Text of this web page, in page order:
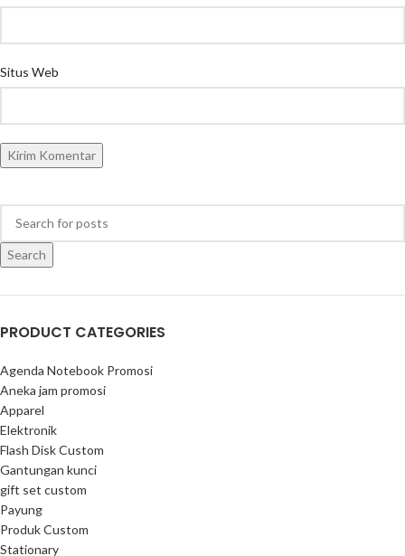
Situs Web
Search
PRODUCT CATEGORIES
Agenda Notebook Promosi
Aneka jam promosi
Apparel
Elektronik
Flash Disk Custom
Gantungan kunci
gift set custom
Payung
Produk Custom
Stationary